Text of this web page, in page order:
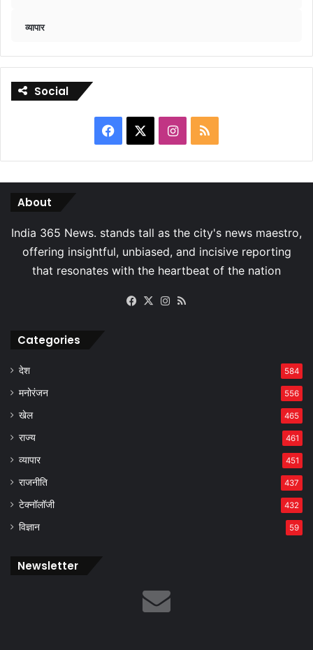
व्यापार
Social
Facebook Instagram
RSS
About
Facebook
X Instagram
Categories
देश 584
मनोरंजन 556
खेल 465
राज्य 461
व्यापार 451
राजनीति 437
टेक्नॉलॉजी 432
विज्ञान 59
Newsletter